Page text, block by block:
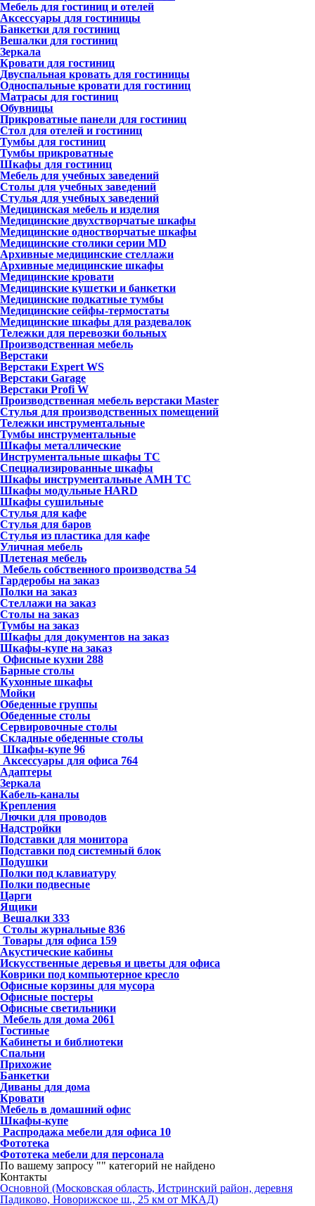
Мебель для гостиниц и отелей
Аксессуары для гостиницы
Банкетки для гостиниц
Вешалки для гостиниц
Зеркала
Кровати для гостиниц
Двуспальная кровать для гостиницы
Односпальные кровати для гостиниц
Матрасы для гостиниц
Обувницы
Прикроватные панели для гостиниц
Стол для отелей и гостиниц
Тумбы для гостиниц
Тумбы прикроватные
Шкафы для гостиниц
Мебель для учебных заведений
Столы для учебных заведений
Стулья для учебных заведений
Медицинская мебель и изделия
Медицинские двухстворчатые шкафы
Медицинские одностворчатые шкафы
Медицинские столики серии MD
Архивные медицинские стеллажи
Архивные медицинские шкафы
Медицинские кровати
Медицинские кушетки и банкетки
Медицинские подкатные тумбы
Медицинские сейфы-термостаты
Медицинские шкафы для раздевалок
Тележки для перевозки больных
Производственная мебель
Верстаки
Верстаки Expert WS
Верстаки Garage
Верстаки Profi W
Производственная мебель верстаки Master
Стулья для производственных помещений
Тележки инструментальные
Тумбы инструментальные
Шкафы металлические
Инструментальные шкафы ТС
Специализированные шкафы
Шкафы инструментальные АМН ТС
Шкафы модульные HARD
Шкафы сушильные
Стулья для кафе
Стулья для баров
Стулья из пластика для кафе
Уличная мебель
Плетеная мебель
Мебель собственного производства 54
Гардеробы на заказ
Полки на заказ
Стеллажи на заказ
Столы на заказ
Тумбы на заказ
Шкафы для документов на заказ
Шкафы-купе на заказ
Офисные кухни 288
Барные столы
Кухонные шкафы
Мойки
Обеденные группы
Обеденные столы
Сервировочные столы
Складные обеденные столы
Шкафы-купе 96
Аксессуары для офиса 764
Адаптеры
Зеркала
Кабель-каналы
Крепления
Лючки для проводов
Надстройки
Подставки для монитора
Подставки под системный блок
Подушки
Полки под клавиатуру
Полки подвесные
Царги
Ящики
Вешалки 333
Столы журнальные 836
Товары для офиса 159
Акустические кабины
Искусственные деревья и цветы для офиса
Коврики под компьютерное кресло
Офисные корзины для мусора
Офисные постеры
Офисные светильники
Мебель для дома 2061
Гостиные
Кабинеты и библиотеки
Спальни
Прихожие
Банкетки
Диваны для дома
Кровати
Мебель в домашний офис
Шкафы-купе
Распродажа мебели для офиса 10
Фототека
Фототека мебели для персонала
По вашему запросу "" категорий не найдено
Контакты
Основной (Московская область, Истринский район, деревня
Падиково, Новорижское ш., 25 км от МКАД)